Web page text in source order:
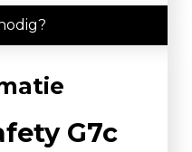
G7c